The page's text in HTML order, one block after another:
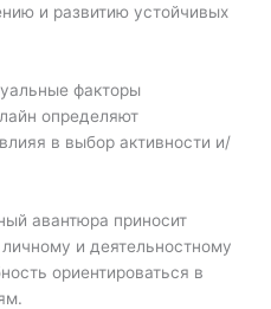
и развитию устойчивых
факторы
определяют
в выбор активности и/
авантюра приносит
и деятельностному
ориентироваться в